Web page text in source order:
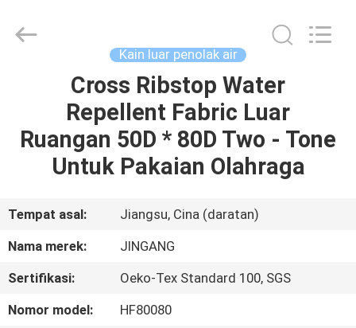
RUMAH
PRODUK
KAMI
PABRIK
Textile
Co.,Ltd.
Kain luar penolak air
Cross Ribstop Water
Repellent Fabric Luar
Ruangan 50D * 80D Two - Tone
Untuk Pakaian Olahraga
Tempat asal:
Jiangsu, Cina (daratan)
Nama merek:
JINGANG
Sertifikasi:
Oeko-Tex Standard 100, SGS
Nomor model:
HF80080